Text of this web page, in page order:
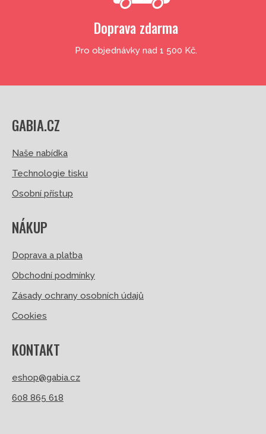
Doprava zdarma
Pro objednávky nad 1 500 Kč.
GABIA.CZ
Naše nabídka
Technologie tisku
Osobní přístup
NÁKUP
Doprava a platba
Obchodní podmínky
Zásady ochrany osobních údajů
Cookies
KONTAKT
eshop@gabia.cz
608 865 618